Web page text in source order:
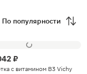
По популярности
₽
с витамином В3 Vichy